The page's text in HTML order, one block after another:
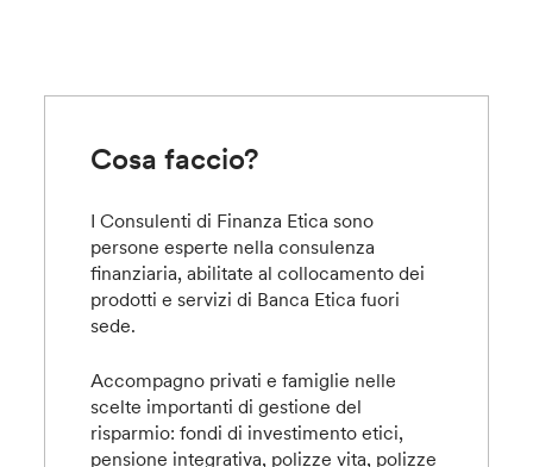
Cosa faccio?
I Consulenti di Finanza Etica sono
persone esperte nella consulenza
finanziaria, abilitate al collocamento dei
prodotti e servizi di Banca Etica fuori
sede.
Accompagno privati e famiglie nelle
scelte importanti di gestione del
risparmio: fondi di investimento etici,
pensione integrativa, polizze vita, polizze